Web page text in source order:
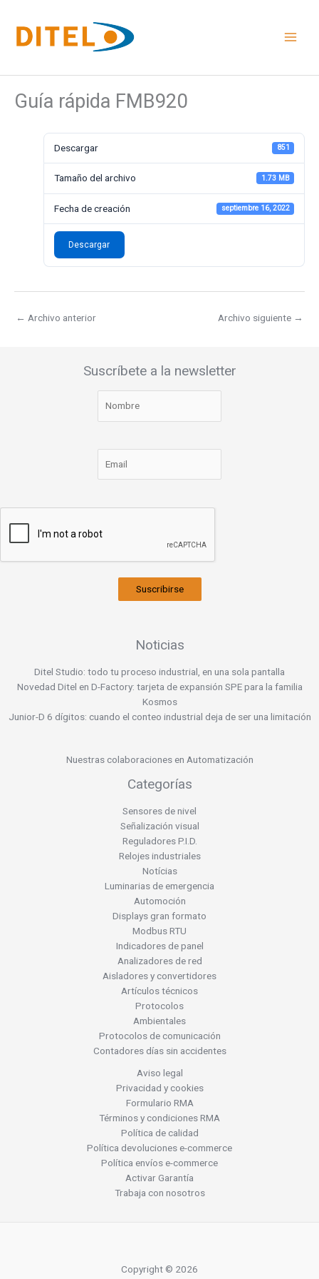
contenido
Guía rápida FMB920
Descargar 851
Tamaño del archivo 1.73 MB
Fecha de creación septiembre 16, 2022
Descargar
← Archivo anterior Archivo siguiente →
Suscríbete a la newsletter
Suscribirse
Noticias
Ditel Studio: todo tu proceso industrial, en una sola pantalla
Novedad Ditel en D-Factory: tarjeta de expansión SPE para la familia
Kosmos
Junior-D 6 dígitos: cuando el conteo industrial deja de ser una limitación
Nuestras colaboraciones en Automatización
Categorías
Sensores de nivel
Señalización visual
Reguladores P.I.D.
Relojes industriales
Notícias
Luminarias de emergencia
Automoción
Displays gran formato
Modbus RTU
Indicadores de panel
Analizadores de red
Aisladores y convertidores
Artículos técnicos
Protocolos
Ambientales
Protocolos de comunicación
Contadores días sin accidentes
Aviso legal
Privacidad y cookies
Formulario RMA
Términos y condiciones RMA
Política de calidad
Política devoluciones e-commerce
Política envíos e-commerce
Activar Garantía
Trabaja con nosotros
Copyright © 2026